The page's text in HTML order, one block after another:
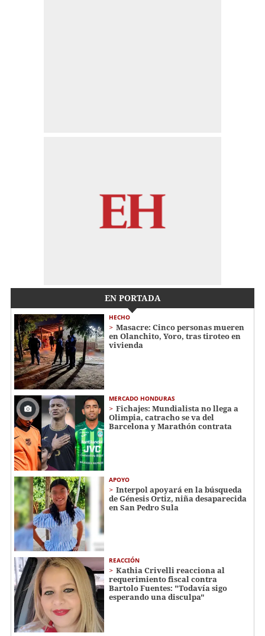
EN PORTADA
HECHO
Masacre: Cinco personas mueren
en Olanchito, Yoro, tras tiroteo en
vivienda
MERCADO HONDURAS
Fichajes: Mundialista no llega a
Olimpia, catracho se va del
Barcelona y Marathón contrata
APOYO
Interpol apoyará en la búsqueda
de Génesis Ortiz, niña desaparecida
en San Pedro Sula
REACCIÓN
Kathia Crivelli reacciona al
requerimiento fiscal contra
Bartolo Fuentes: "Todavía sigo
esperando una disculpa"